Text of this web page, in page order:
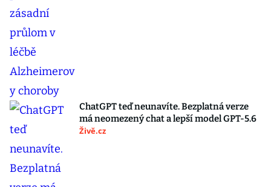
ChatGPT teď neunavíte. Bezplatná verze
má neomezený chat a lepší model GPT-5.6
Živě.cz